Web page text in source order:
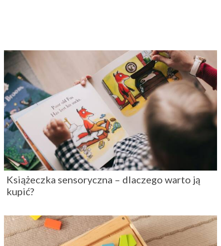
Książeczka sensoryczna – dlaczego warto ją
kupić?